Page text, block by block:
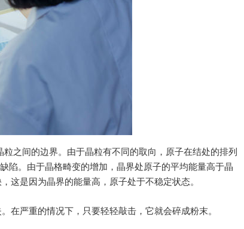
之间的边界。由于晶粒有不同的取向，原子在结处的排列
陷。由于晶格畸变的增加，晶界处原子的平均能量高于晶
这是因为晶界的能量高，原子处于不稳定状态。
在严重的情况下，只要轻轻敲击，它就会碎成粉末。